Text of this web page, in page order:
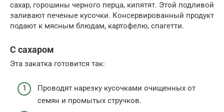
сахар, горошины черного перца, кипятят. Этой подливой
заливают печеные кусочки. Консервированный продукт
подают к мясным блюдам, картофелю, спагетти.
С сахаром
Эта закатка готовится так:
Проводят нарезку кусочками очищенных от
семян и промытых стручков.